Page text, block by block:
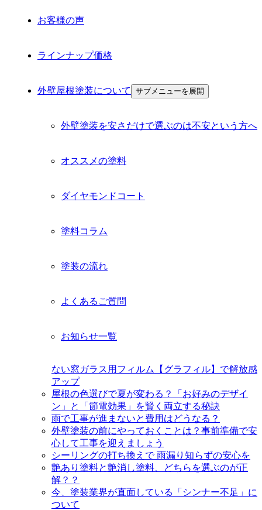
お客様の声
ラインナップ価格
外壁屋根塗装について サブメニューを展開
外壁塗装を安さだけで選ぶのは不安という方へ
オススメの塗料
ダイヤモンドコート
塗料コラム
塗装の流れ
よくあるご質問
お知らせ一覧
ない窓ガラス用フィルム【グラフィル】で解放感
アップ
屋根の色選びで夏が変わる？「お好みのデザイ
ン」と「節電効果」を賢く両立する秘訣
雨で工事が進まないと費用はどうなる？
外壁塗装の前にやっておくことは？事前準備で安
心して工事を迎えましょう
シーリングの打ち換えで 雨漏り知らずの安心を
艶あり塗料と艶消し塗料、どちらを選ぶのが正
解？？
今、塗装業界が直面している「シンナー不足」に
ついて